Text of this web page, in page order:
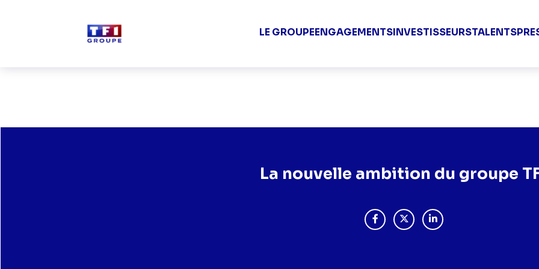
Groupe TF1
LE GROUPEENGAGEMENTSINVESTISSEURSTALENTS
La nouvelle ambition du groupe
PARTAGER "LA NOUVELLE AMBITION
PARTAGER "LA NOUVELLE
PARTAGER "LA